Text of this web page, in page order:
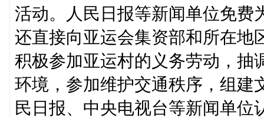
活动。人民日报等新闻单位免费
还直接向亚运会集资部和所在地
积极参加亚运村的义务劳动，抽
环境，参加维护交通秩序，组建
民日报、中央电视台等新闻单